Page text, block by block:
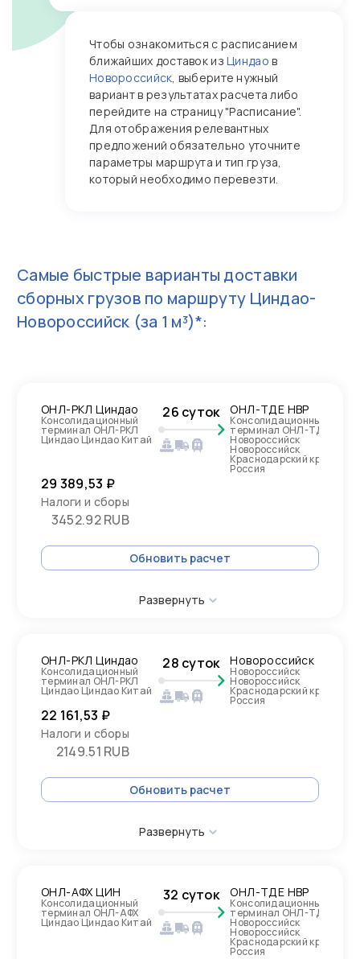
Чтобы ознакомиться с расписанием
ближайших доставок изЦиндао в
Новороссийск, выберите нужный
вариант в результатах расчета либо
перейдите на страницу "Расписание".
Для отображения релевантных
предложений обязательно уточните
параметры маршрута и тип груза,
который необходимо перевезти.
Самые быстрые варианты доставки
сборных грузов по маршруту Циндао-
Новороссийск (за 1 м³)*:
ОНЛ-РКЛ Циндао
Консолидационный
терминал ОНЛ-РКЛ
Циндао Циндао Китай
26 суток ОНЛ-ТДЕ НВР
Консолидационный
терминал ОНЛ-ТДЕ
Новороссийск
Новороссийск
Краснодарский край,
Россия
29 389,53 ₽
Налоги и сборы
3452.92 RUB
Обновить расчет
Развернуть
ОНЛ-РКЛ Циндао
Консолидационный
терминал ОНЛ-РКЛ
Циндао Циндао Китай
28 суток Новороссийск
Новороссийск
Новороссийск
Краснодарский край,
Россия
22 161,53 ₽
Налоги и сборы
2149.51 RUB
Обновить расчет
Развернуть
ОНЛ-АФХ ЦИН
Консолидационный
терминал ОНЛ-АФХ
Циндао Циндао Китай
32 суток ОНЛ-ТДЕ НВР
Консолидационный
терминал ОНЛ-ТДЕ
Новороссийск
Новороссийск
Краснодарский край,
Россия